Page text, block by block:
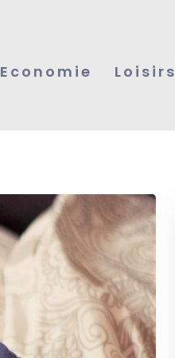
Economie Loisirs